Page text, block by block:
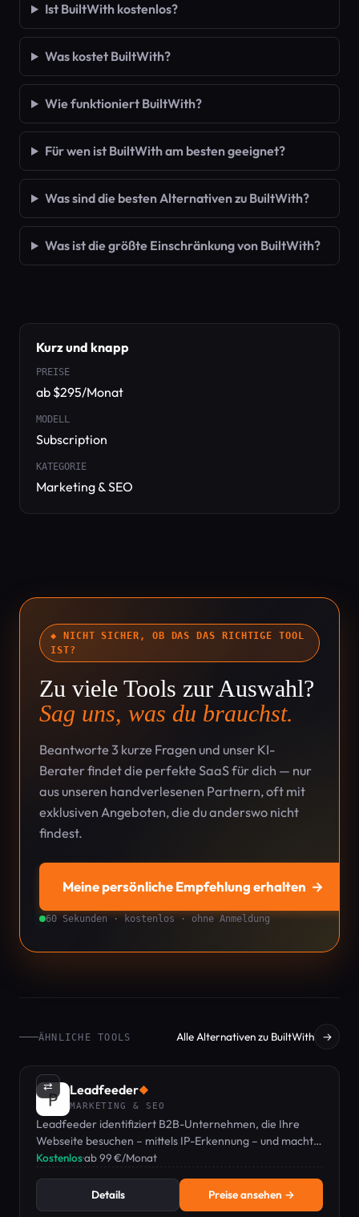
Ist BuiltWith kostenlos?
Was kostet BuiltWith?
Wie funktioniert BuiltWith?
Für wen ist BuiltWith am besten geeignet?
Was sind die besten Alternativen zu BuiltWith?
Was ist die größte Einschränkung von BuiltWith?
Kurz und knapp
PREISE
ab $295/Monat
MODELL
Subscription
KATEGORIE
Marketing & SEO
◆ NICHT SICHER, OB DAS DAS RICHTIGE TOOL
IST?
Zu viele Tools zur Auswahl?
Sag uns, was du brauchst.
Beantworte 3 kurze Fragen und unser KI-
Berater findet die perfekte SaaS für dich — nur
aus unseren handverlesenen Partnern, oft mit
exklusiven Angeboten, die du anderswo nicht
findest.
Meine persönliche Empfehlung erhalten →
60 Sekunden · kostenlos · ohne Anmeldung
ÄHNLICHE TOOLS Alle Alternativen zu BuiltWith →
⇄ Leadfeeder◆
MARKETING & SEO
Leadfeeder identifiziert B2B-Unternehmen, die Ihre
Webseite besuchen – mittels IP-Erkennung – und macht
aus anonymem Traffic eine qualifizierte Sales-Pipeline.
Kostenlos·ab 99 €/Monat
Details Preise ansehen →